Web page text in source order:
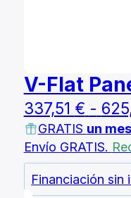
V-Flat
337,51 € -
GRATIS un mes
Envío GRATIS.
Financiación sin